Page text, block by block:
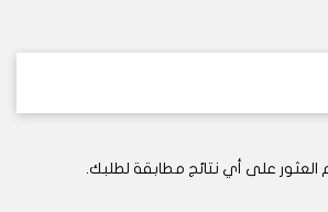
العثور على أي نتائج مطابقة لطلبك.